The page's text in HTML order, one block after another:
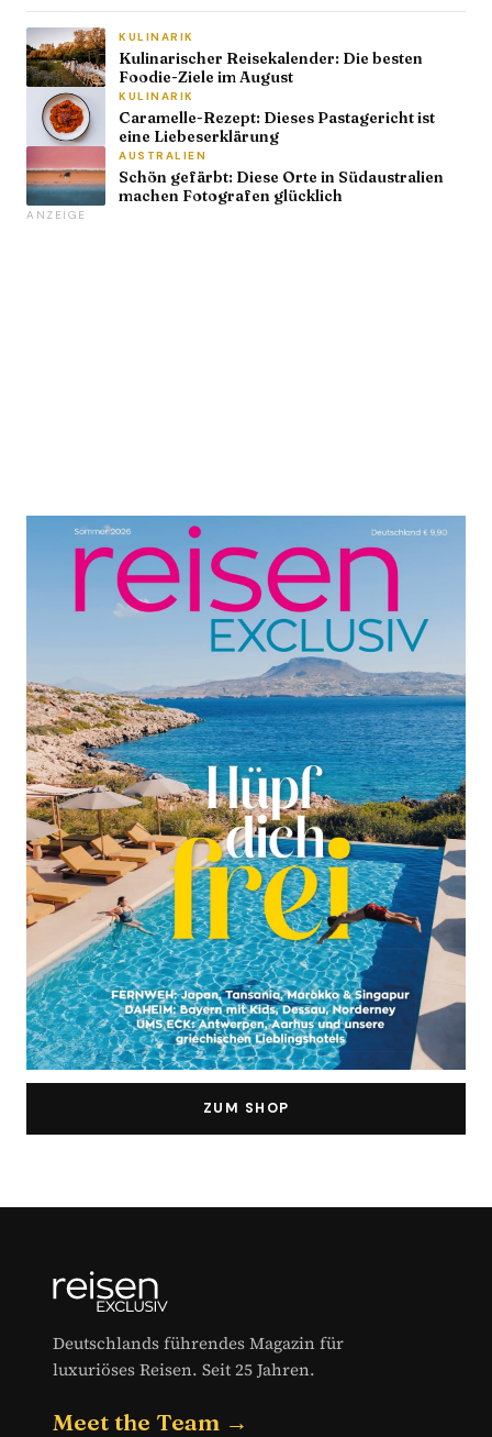
ZUM SHOP
KULINARIK
Kulinarischer Reisekalender: Die besten
Foodie-Ziele im August
KULINARIK
Caramelle-Rezept: Dieses Pastagericht ist
eine Liebeserklärung
AUSTRALIEN
Schön gefärbt: Diese Orte in Südaustralien
machen Fotografen glücklich
ANZEIGE
Deutschlands führendes Magazin für
luxuriöses Reisen. Seit 25 Jahren.
Meet the Team →